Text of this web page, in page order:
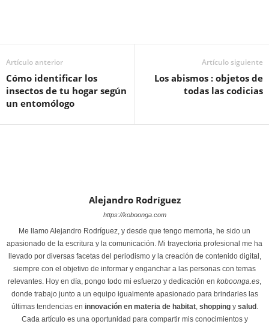
Artículo anterior
Cómo identificar los
insectos de tu hogar según
un entomólogo
Artículo siguiente
Los abismos : objetos de
todas las codicias
Alejandro Rodríguez
https://koboonga.com
Me llamo Alejandro Rodríguez, y desde que tengo memoria, he sido un
apasionado de la escritura y la comunicación. Mi trayectoria profesional me ha
llevado por diversas facetas del periodismo y la creación de contenido digital,
siempre con el objetivo de informar y enganchar a las personas con temas
relevantes. Hoy en día, pongo todo mi esfuerzo y dedicación en koboonga.es,
donde trabajo junto a un equipo igualmente apasionado para brindarles las
últimas tendencias en innovación en materia de habitat, shoppingy salud .
Cada artículo es una oportunidad para compartir mis conocimientos y